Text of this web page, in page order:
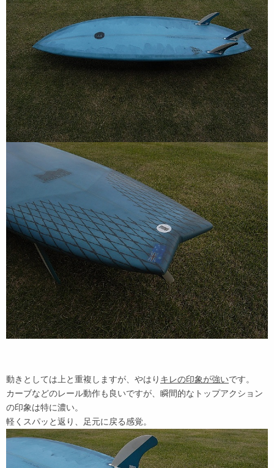
動きとしては上と重複しますが、やはり キレの印象が強いです。
カーブなどのレール動作も良いですが、瞬間的なトップアクション
の印象は特に濃い。
軽くスパッと返り、足元に戻る感覚。